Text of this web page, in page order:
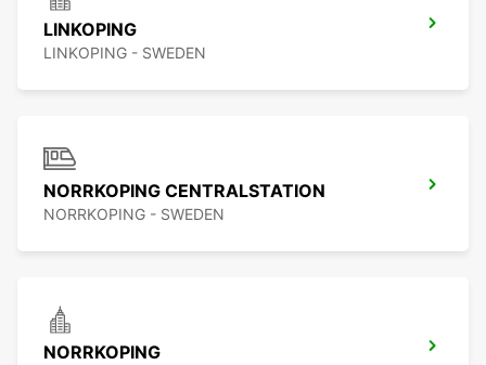
LINKOPING
LINKOPING - SWEDEN
NORRKOPING CENTRALSTATION
NORRKOPING - SWEDEN
NORRKOPING